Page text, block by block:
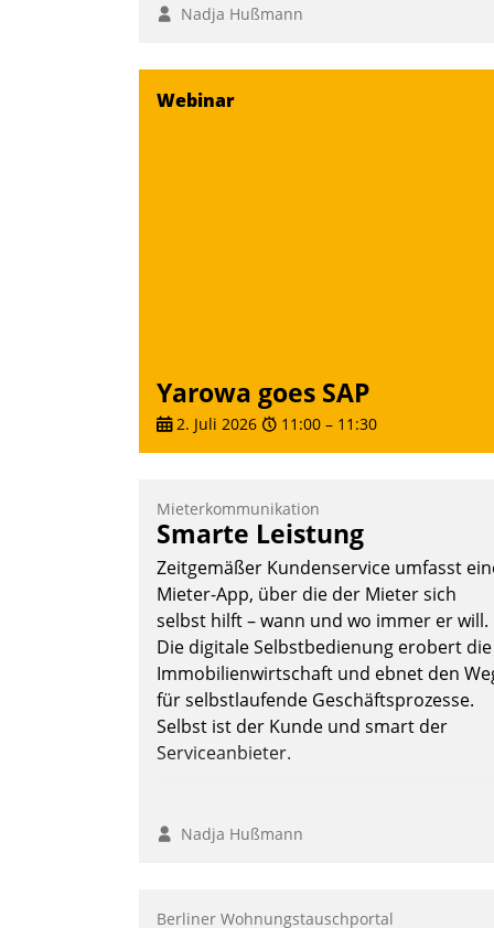
Nadja Hußmann
Webinar
Yarowa goes SAP
2. Juli 2026 11:00 – 11:30
Mieterkommunikation
Smarte Leistung
Zeitgemäßer Kundenservice umfasst
Mieter-App, über die der Mieter sich
selbst hilft – wann und wo immer er will.
Die digitale Selbstbedienung erobert die
Immobilienwirtschaft und ebnet den
für selbstlaufende Geschäftsprozesse.
Selbst ist der Kunde und smart der
Serviceanbieter.
Nadja Hußmann
Berliner Wohnungstauschportal